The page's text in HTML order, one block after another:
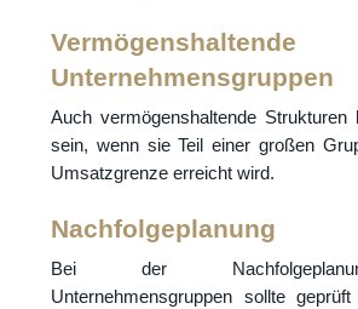
Vermögenshaltende
Unternehmensgruppen
Auch vermögenshaltende Strukturen
sein, wenn sie Teil einer großen
Umsatzgrenze erreicht wird.
Nachfolgeplanung
Bei der
Unternehmensgruppen sollte